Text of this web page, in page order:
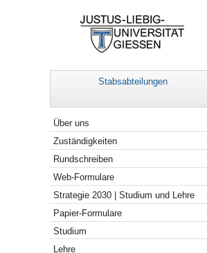
Stabsabteilungen
Navigation
Über uns
Zuständigkeiten
Rundschreiben
Web-Formulare
Strategie 2030 | Studium und Lehre
Papier-Formulare
Studium
Lehre